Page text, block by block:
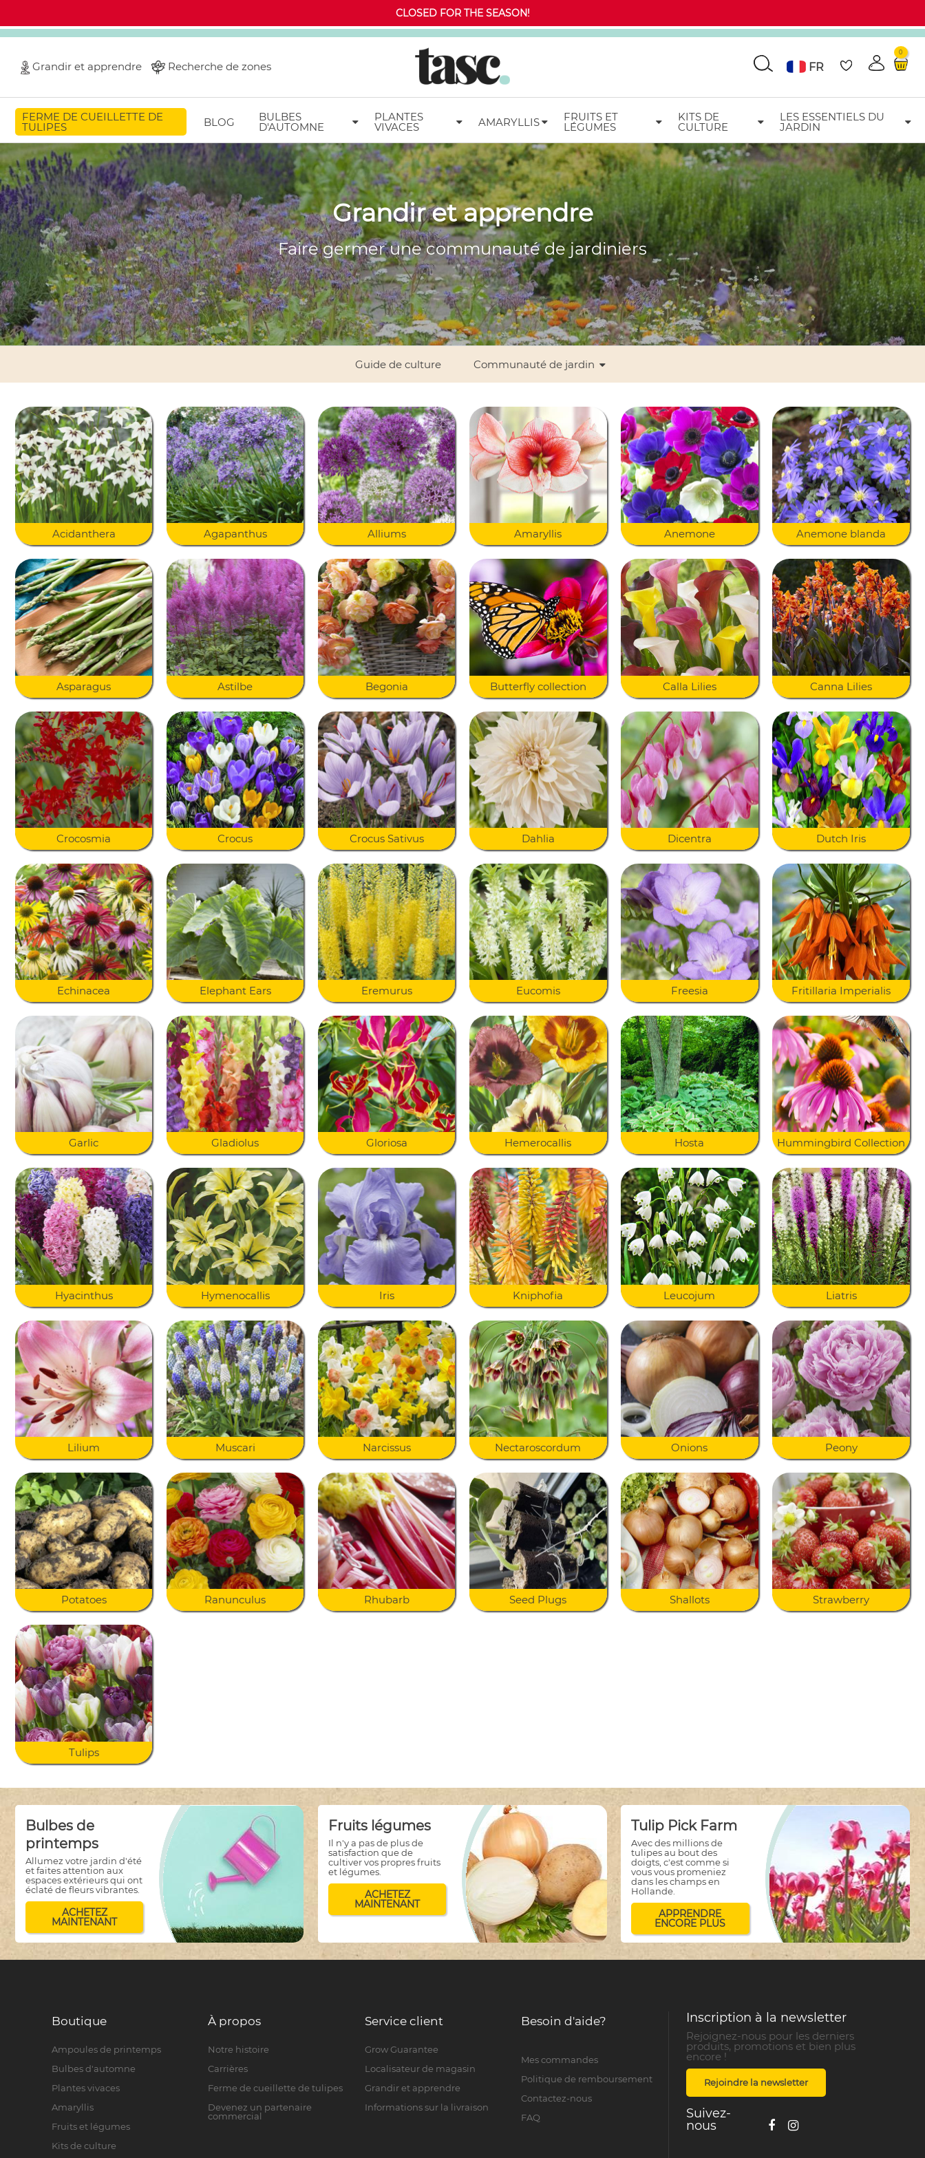
CLOSED FOR THE SEASON!
Grandir et apprendre Recherche de zones Go FR
0
FERME DE CUEILLETTE DE
TULIPES BLOG BULBES
D'AUTOMNE
PLANTES
VIVACES AMARYLLIS FRUITS ET
LÉGUMES
KITS DE
CULTURE
LES ESSENTIELS DU
JARDIN
Grandir et apprendre
Faire germer une communauté de jardiniers
Guide de culture Communauté de jardin
Acidanthera Agapanthus Alliums Amaryllis Anemone Anemone blanda
Asparagus Astilbe Begonia Butterfly collection Calla Lilies Canna Lilies
Crocosmia Crocus Crocus Sativus Dahlia Dicentra Dutch Iris
Echinacea Elephant Ears Eremurus Eucomis Freesia Fritillaria Imperialis
Garlic Gladiolus Gloriosa Hemerocallis Hosta Hummingbird Collection
Hyacinthus Hymenocallis Iris Kniphofia Leucojum Liatris
Lilium Muscari Narcissus Nectaroscordum Onions Peony
Potatoes Ranunculus Rhubarb Seed Plugs Shallots Strawberry
Tulips
Bulbes de
printemps
Allumez votre jardin d'été
et faites attention aux
espaces extérieurs qui ont
éclaté de fleurs vibrantes.
ACHETEZ
MAINTENANT
Fruits légumes
Il n'y a pas de plus de
satisfaction que de
cultiver vos propres fruits
et légumes.
ACHETEZ
MAINTENANT
Tulip Pick Farm
Avec des millions de
tulipes au bout des
doigts, c'est comme si
vous vous promeniez
dans les champs en
Hollande.
APPRENDRE
ENCORE PLUS
Boutique
Ampoules de printemps
Bulbes d'automne
Plantes vivaces
Amaryllis
Fruits et légumes
Kits de culture
À propos
Notre histoire
Carrières
Ferme de cueillette de tulipes
Devenez un partenaire
commercial
Service client
Grow Guarantee
Localisateur de magasin
Grandir et apprendre
Informations sur la livraison
Besoin d'aide?
Mes commandes
Politique de remboursement
Contactez-nous
FAQ
Inscription à la newsletter
Rejoignez-nous pour les derniers
produits, promotions et bien plus
encore !
Rejoindre la newsletter
Suivez-
nous